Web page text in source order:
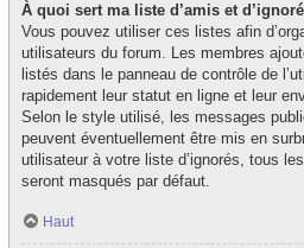
À quoi sert ma liste d’amis et
Vous pouvez utiliser ces listes afin
utilisateurs du forum. Les membres
listés dans le panneau de contrôle de
rapidement leur statut en ligne et leur
Selon le style utilisé, les messages
peuvent éventuellement être mis en
utilisateur à votre liste d’ignorés, tous
seront masqués par défaut.
Haut